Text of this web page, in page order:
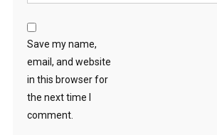
Save my name,
email, and website
in this browser for
the next time I
comment.